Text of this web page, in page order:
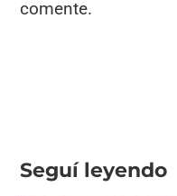
comente.
Seguí leyendo